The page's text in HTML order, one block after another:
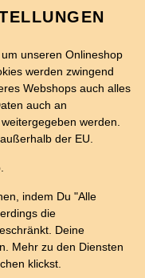
unseren Onlineshop
werden zwingend
Webshops auch alles
auch an
werden.
der EU.
indem Du "Alle
die
Deine
Mehr zu den Diensten
klickst.